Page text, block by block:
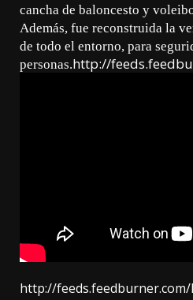
cancha de baloncesto y
Además, fue reconstruida la
de todo el entorno, para
personas.http://
http://